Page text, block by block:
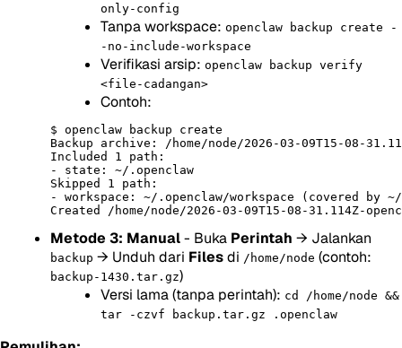
only-config
Tanpa workspace: openclaw backup create -
-no-include-workspace
Verifikasi arsip: openclaw backup verify
<file-cadangan>
Contoh:
$ openclaw backup create
Backup archive: /home/node/2026-03-09T15-08-
Included 1 path:
- state: ~/.openclaw
Skipped 1 path:
- workspace: ~/.openclaw/workspace (covered by
Metode 3: Manual- Buka Perintah → Jalankan
backup → Unduh dari Filesdi /home/node (contoh:
backup-1430.tar.gz)
Versi lama (tanpa perintah): cd /home/node &&
tar -czvf backup.tar.gz .openclaw